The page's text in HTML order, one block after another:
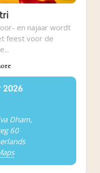
en najaar wordt
feest voor de
2026
Dham,
60